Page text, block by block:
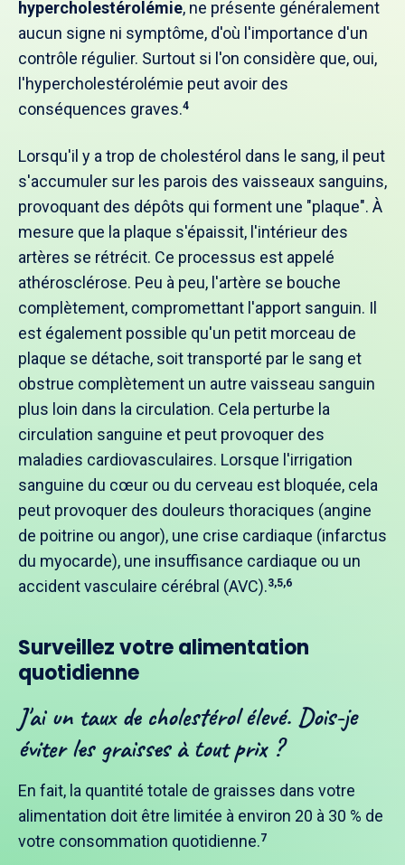
hypercholestérolémie, ne présente généralement
aucun signe ni symptôme, d'où l'importance d'un
contrôle régulier. Surtout si l'on considère que, oui,
l'hypercholestérolémie peut avoir des
conséquences graves.4
Lorsqu'il y a trop de cholestérol dans le sang, il peut
s'accumuler sur les parois des vaisseaux sanguins,
provoquant des dépôts qui forment une "plaque". À
mesure que la plaque s'épaissit, l'intérieur des
artères se rétrécit. Ce processus est appelé
athérosclérose. Peu à peu, l'artère se bouche
complètement, compromettant l'apport sanguin. Il
est également possible qu'un petit morceau de
plaque se détache, soit transporté par le sang et
obstrue complètement un autre vaisseau sanguin
plus loin dans la circulation. Cela perturbe la
circulation sanguine et peut provoquer des
maladies cardiovasculaires. Lorsque l'irrigation
sanguine du cœur ou du cerveau est bloquée, cela
peut provoquer des douleurs thoraciques (angine
de poitrine ou angor), une crise cardiaque (infarctus
du myocarde), une insuffisance cardiaque ou un
accident vasculaire cérébral (AVC).3,5,6
Surveillez votre alimentation
quotidienne
J'ai un taux de cholestérol élevé. Dois-je
éviter les graisses à tout prix ?
En fait, la quantité totale de graisses dans votre
alimentation doit être limitée à environ 20 à 30 % de
votre consommation quotidienne.7